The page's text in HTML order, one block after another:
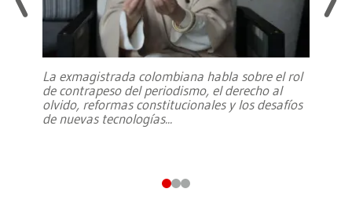
La exmagistrada colombiana habla sobre el rol
de contrapeso del periodismo, el derecho al
olvido, reformas constitucionales y los desafíos
de nuevas tecnologías...